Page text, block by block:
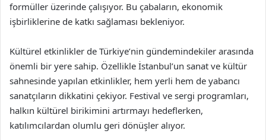
formüller üzerinde çalışıyor. Bu çabaların, ekonomik
işbirliklerine de katkı sağlaması bekleniyor.
Kültürel etkinlikler de Türkiye’nin gündemindekiler arasında
önemli bir yere sahip. Özellikle İstanbul’un sanat ve kültür
sahnesinde yapılan etkinlikler, hem yerli hem de yabancı
sanatçıların dikkatini çekiyor. Festival ve sergi programları,
halkın kültürel birikimini artırmayı hedeflerken,
katılımcılardan olumlu geri dönüşler alıyor.